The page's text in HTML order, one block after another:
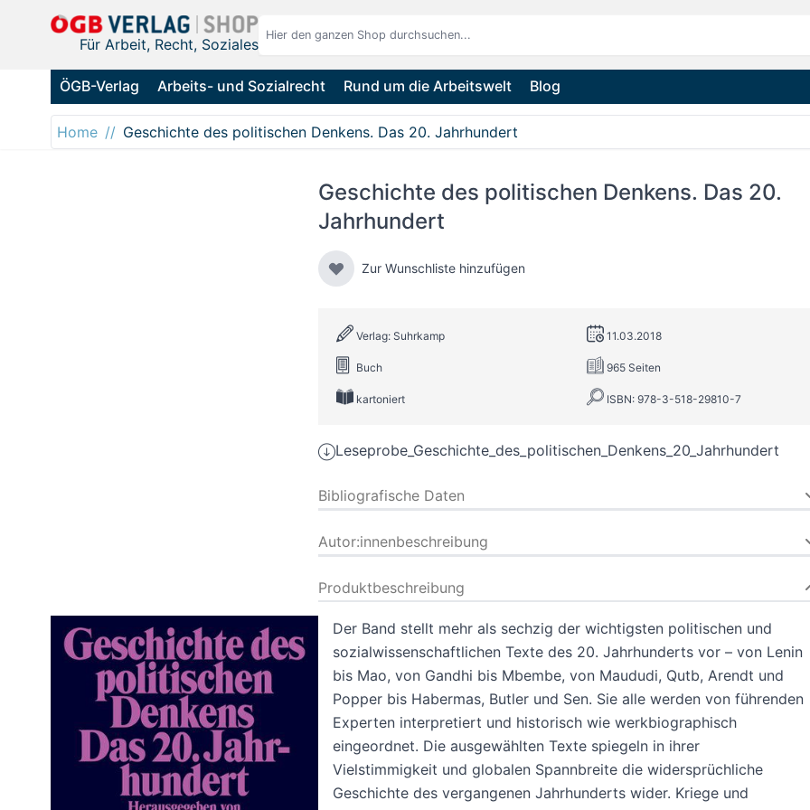
Direkt zum Inhalt
Für Arbeit, Recht, Soziales
ÖGB-Verlag Arbeits- und Sozialrecht Rund um die Arbeitswelt Blog
Home Geschichte des politischen Denkens. Das 20. Jahrhundert
Geschichte des politischen Denkens. Das 20.
Jahrhundert
Zur Wunschliste hinzufügen
Verlag: Suhrkamp 11.03.2018
Buch 965 Seiten
kartoniert ISBN: 978-3-518-29810-7
Leseprobe_Geschichte_des_politischen_Denkens_20_Jahrhundert
Bibliografische Daten
Autor:innenbeschreibung
Produktbeschreibung
Der Band stellt mehr als sechzig der wichtigsten politischen und
sozialwissenschaftlichen Texte des 20. Jahrhunderts vor – von Lenin
bis Mao, von Gandhi bis Mbembe, von Maududi, Qutb, Arendt und
Popper bis Habermas, Butler und Sen. Sie alle werden von führenden
Experten interpretiert und historisch wie werkbiographisch
eingeordnet. Die ausgewählten Texte spiegeln in ihrer
Vielstimmigkeit und globalen Spannbreite die widersprüchliche
Geschichte des vergangenen Jahrhunderts wider. Kriege und